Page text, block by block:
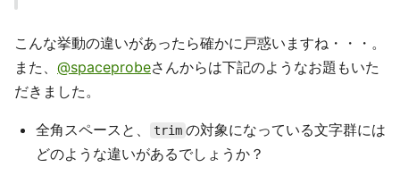
こんな挙動の違いがあったら確かに戸惑いますね・・・。
また、 @spaceprobeさんからは下記のようなお題もいた
だきました。
全角スペースと、 trim の対象になっている文字群には
どのような違いがあるでしょうか？